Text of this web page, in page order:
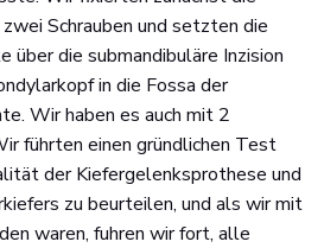
Schrauben und setzten die
über die submandibuläre Inzision
in die Fossa der
Wir haben es auch mit 2
führten einen gründlichen Test
der Kiefergelenksprothese und
zu beurteilen, und als wir mit
waren, fuhren wir fort, alle